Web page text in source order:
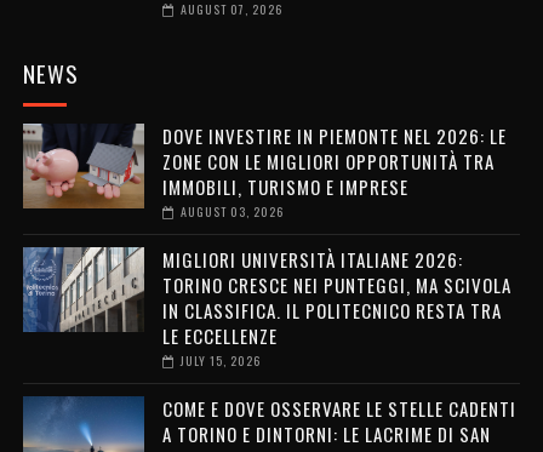
AUGUST 07, 2026
NEWS
DOVE INVESTIRE IN PIEMONTE NEL 2026: LE
ZONE CON LE MIGLIORI OPPORTUNITÀ TRA
IMMOBILI, TURISMO E IMPRESE
AUGUST 03, 2026
MIGLIORI UNIVERSITÀ ITALIANE 2026:
TORINO CRESCE NEI PUNTEGGI, MA SCIVOLA
IN CLASSIFICA. IL POLITECNICO RESTA TRA
LE ECCELLENZE
JULY 15, 2026
COME E DOVE OSSERVARE LE STELLE CADENTI
A TORINO E DINTORNI: LE LACRIME DI SAN